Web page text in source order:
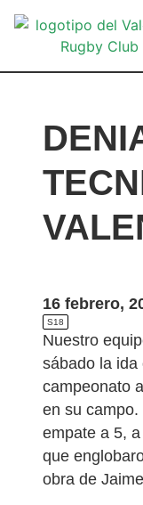
16 febrero,
S18
Nuestro
sábado la ida
campeonato
en su
empate a 5,
que
obra de